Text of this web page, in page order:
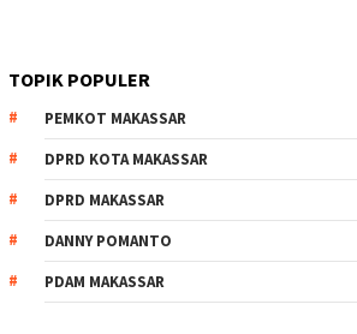
TOPIK POPULER
PEMKOT MAKASSAR
DPRD KOTA MAKASSAR
DPRD MAKASSAR
DANNY POMANTO
PDAM MAKASSAR